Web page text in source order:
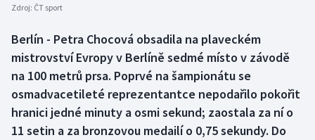
Box
Curling
Dostihy
Zdroj: ČT sport
Berlín - Petra Chocová obsadila na plaveckém
mistrovství Evropy v Berlíně sedmé místo v závodě
na 100 metrů prsa. Poprvé na šampionátu se
osmadvacetileté reprezentantce nepodařilo pokořit
hranici jedné minuty a osmi sekund; zaostala za ní o
11 setin a za bronzovou medailí o 0,75 sekundy. Do